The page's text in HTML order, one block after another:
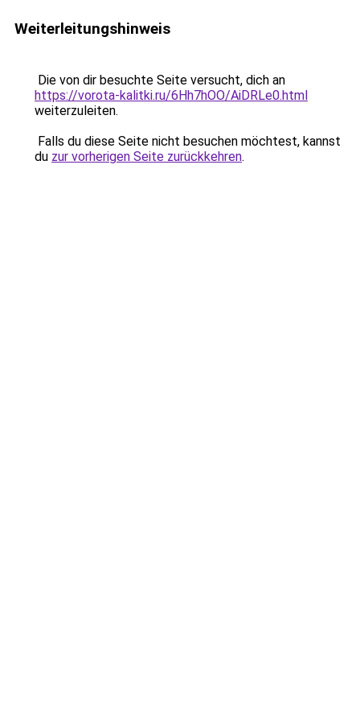
Weiterleitungshinweis
Die von dir besuchte Seite versucht, dich an
https://vorota-kalitki.ru/6Hh7hOO/AiDRLe0.html
weiterzuleiten.
Falls du diese Seite nicht besuchen möchtest, kannst
du zur vorherigen Seite zurückkehren.